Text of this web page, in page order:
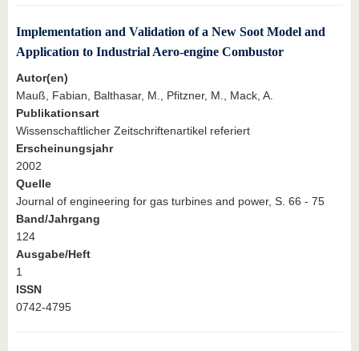
Implementation and Validation of a New Soot Model and
Application to Industrial Aero-engine Combustor
Autor(en)
Mauß, Fabian, Balthasar, M., Pfitzner, M., Mack, A.
Publikationsart
Wissenschaftlicher Zeitschriftenartikel referiert
Erscheinungsjahr
2002
Quelle
Journal of engineering for gas turbines and power, S. 66 - 75
Band/Jahrgang
124
Ausgabe/Heft
1
ISSN
0742-4795